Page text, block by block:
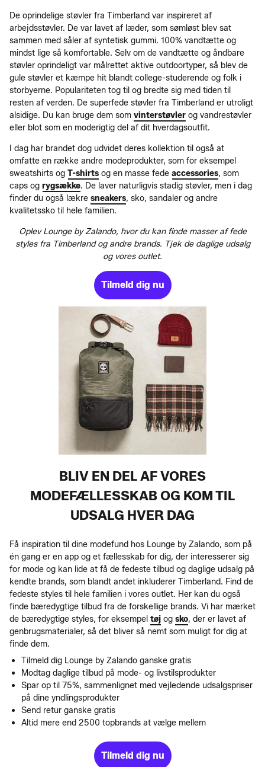
De oprindelige støvler fra Timberland var inspireret af
arbejdsstøvler. De var lavet af læder, som sømløst blev sat
sammen med såler af syntetisk gummi. 100% vandtætte og
mindst lige så komfortable. Selv om de vandtætte og åndbare
støvler oprindeligt var målrettet aktive outdoortyper, så blev de
gule støvler et kæmpe hit blandt college-studerende og folk i
storbyerne. Populariteten tog til og bredte sig med tiden til
resten af verden. De superfede støvler fra Timberland er utroligt
alsidige. Du kan bruge dem som vinterstøvler og vandrestøvler
eller blot som en moderigtig del af dit hverdagsoutfit.
I dag har brandet dog udvidet deres kollektion til også at
omfatte en række andre modeprodukter, som for eksempel
sweatshirts og T-shirts og en masse fede accessories, som
caps og rygsække. De laver naturligvis stadig støvler, men i dag
finder du også lækre sneakers, sko, sandaler og andre
kvalitetssko til hele familien.
Oplev Lounge by Zalando, hvor du kan finde masser af fede
styles fra Timberland og andre brands. Tjek de daglige udsalg
og vores outlet.
Tilmeld dig nu
BLIV EN DEL AF VORES
MODEFÆLLESSKAB OG KOM TIL
UDSALG HVER DAG
Få inspiration til dine modefund hos Lounge by Zalando, som på
én gang er en app og et fællesskab for dig, der interesserer sig
for mode og kan lide at få de fedeste tilbud og daglige udsalg på
kendte brands, som blandt andet inkluderer Timberland. Find de
fedeste styles til hele familien i vores outlet. Her kan du også
finde bæredygtige tilbud fra de forskellige brands. Vi har mærket
de bæredygtige styles, for eksempel tøj og sko, der er lavet af
genbrugsmaterialer, så det bliver så nemt som muligt for dig at
finde dem.
Tilmeld dig Lounge by Zalando ganske gratis
Modtag daglige tilbud på mode- og livstilsprodukter
Spar op til 75%, sammenlignet med vejledende udsalgspriser
på dine yndlingsprodukter
Send retur ganske gratis
Altid mere end 2500 topbrands at vælge mellem
Tilmeld dig nu